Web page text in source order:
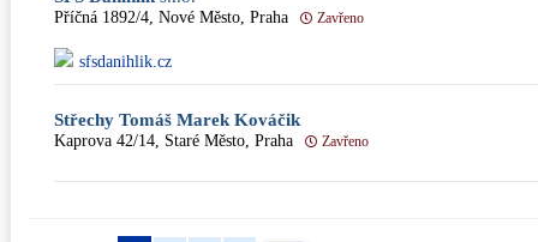
Příčná 1892/4, Nové Město, Praha Zavřeno
sfsdanihlik.cz
Střechy Tomáš Marek Kováčik
Kaprova 42/14, Staré Město, Praha Zavřeno